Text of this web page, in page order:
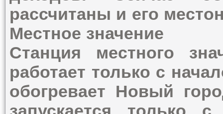
рассчитаны и его
Местное значение
Станция местного
работает только с
обогревает Новый